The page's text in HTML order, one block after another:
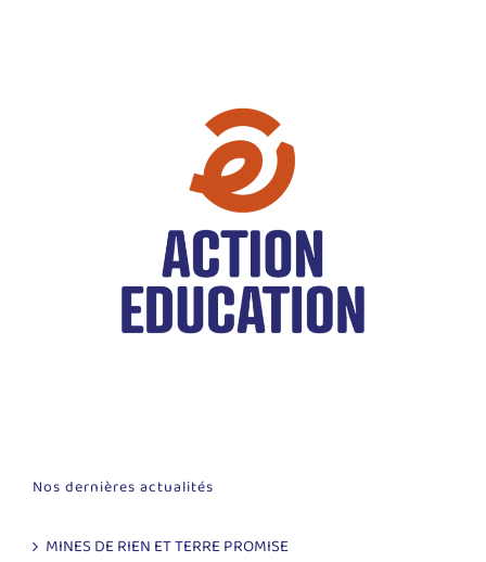
Nos dernières actualités
MINES DE RIEN ET TERRE PROMISE